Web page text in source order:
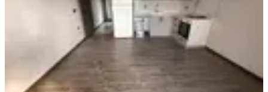
Bergama, Atatürk Mahallesi
1+1
·50 m² Yüksek giriş ·05.08.2026
2.800.000 ₺
MERKEZ EMLAK Caner Vural